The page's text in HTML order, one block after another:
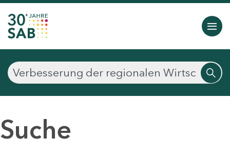
Suche